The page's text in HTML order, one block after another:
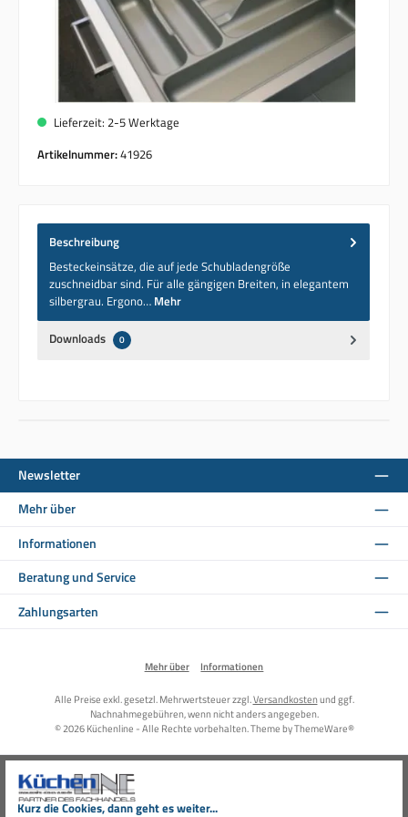
Kurz die Cookies, dann geht es weiter...
Lieferzeit: 2-5 Werktage
Artikelnummer:41926
Beschreibung
Besteckeinsätze, die auf jede Schubladengröße
zuschneidbar sind. Für alle gängigen Breiten, in elegantem
silbergrau. Ergono… Mehr
Downloads 0
Newsletter
Mehr über
Informationen
Beratung und Service
Zahlungsarten
Mehr über Informationen
Alle Preise exkl. gesetzl. Mehrwertsteuer zzgl.Versandkostenund ggf.
Nachnahmegebühren, wenn nicht anders angegeben.
© 2026 Küchenline - Alle Rechte vorbehalten. Theme byThemeWare®